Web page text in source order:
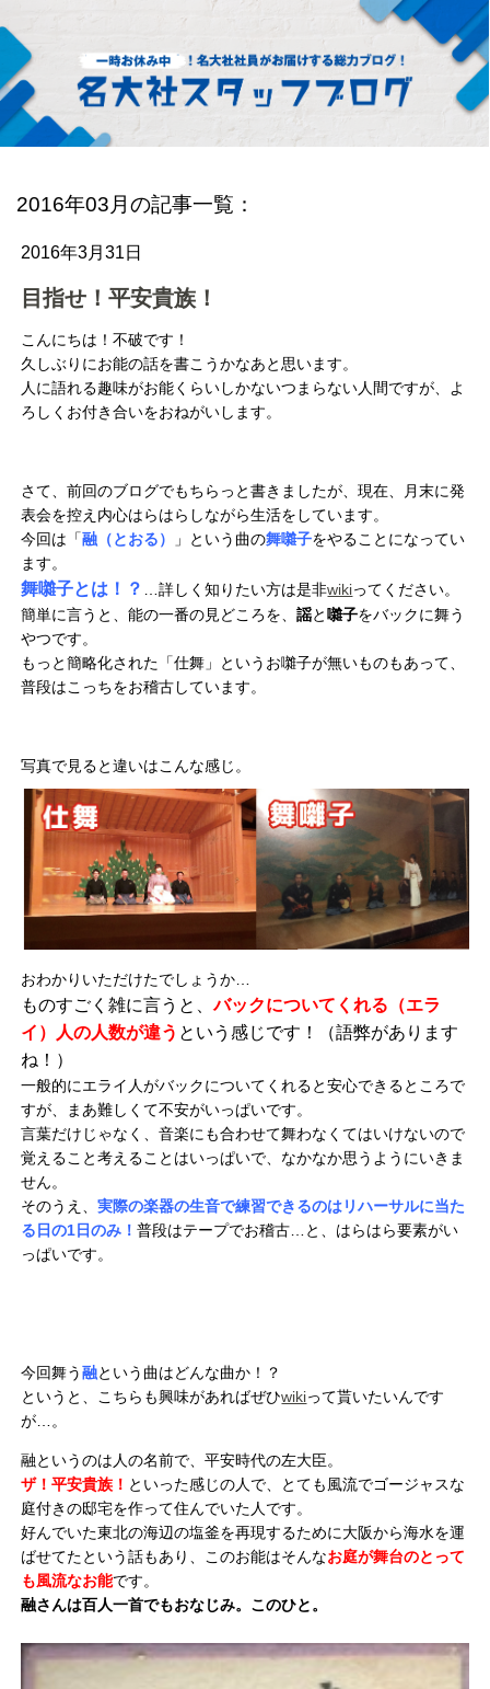
2016年03月の記事一覧：
2016年3月31日
目指せ！平安貴族！
こんにちは！不破です！
久しぶりにお能の話を書こうかなあと思います。
人に語れる趣味がお能くらいしかないつまらない人間ですが、よ
ろしくお付き合いをおねがいします。
さて、前回のブログでもちらっと書きましたが、現在、月末に発
表会を控え内心はらはらしながら生活をしています。
今回は「融（とおる） 」という曲の舞囃子をやることになってい
ます。
舞囃子とは！？ …詳しく知りたい方は是非wikiってください。
簡単に言うと、能の一番の見どころを、謡と囃子をバックに舞う
やつです。
もっと簡略化された「仕舞」というお囃子が無いものもあって、
普段はこっちをお稽古しています。
写真で見ると違いはこんな感じ。
おわかりいただけたでしょうか…
ものすごく雑に言うと、バックについてくれる（エラ
イ）人の人数が違う という感じです！（語弊があります
ね！）
一般的にエライ人がバックについてくれると安心できるところで
すが、まあ難しくて不安がいっぱいです。
言葉だけじゃなく、音楽にも合わせて舞わなくてはいけないので
覚えること考えることはいっぱいで、なかなか思うようにいきま
せん。
そのうえ、実際の楽器の生音で練習できるのはリハーサルに当た
る日の1日のみ！普段はテープでお稽古…と、はらはら要素がい
っぱいです。
今回舞う融という曲はどんな曲か！？
というと、こちらも興味があればぜひwikiって貰いたいんです
が…。
融というのは人の名前で、平安時代の左大臣。
ザ！平安貴族！ といった感じの人で、とても風流でゴージャスな
庭付きの邸宅を作って住んでいた人です。
好んでいた東北の海辺の塩釜を再現するために大阪から海水を運
ばせてたという話もあり、このお能はそんなお庭が舞台のとって
も風流なお能です。
融さんは百人一首でもおなじみ。このひと。